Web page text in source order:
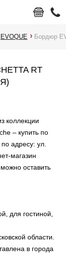
EVOQUE Бордюр
RT
коллекции
– купить по
адресу: ул.
магазин
оставить
для гостиной,
области.
в города